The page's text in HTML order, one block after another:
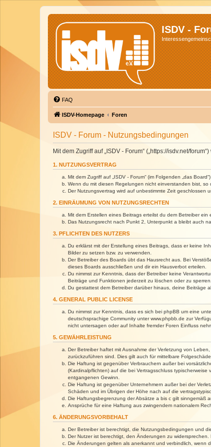
ISDV -
FAQ
ISDV-Homepage Foren
ISDV - Forum - Nutzungsbedingungen
Mit dem Zugriff auf „ISDV - Forum“ („https://isdv.net/
1. NUTZUNGSVERTRAG
Mit dem Zugriff auf „ISDV - Forum“ (im Folgenden „das
Wenn du mit diesen Regelungen nicht einverstanden bist,
Der Nutzungsvertrag wird auf unbestimmte Zeit geschlossen
2. EINRÄUMUNG VON NUTZUNGSRECHTEN
Mit dem Erstellen eines Beitrags erteilst du dem Betreiber
Das Nutzungsrecht nach Punkt 2, Unterpunkt a bleibt auch
3. PFLICHTEN DES NUTZERS
Du erklärst mit der Erstellung eines Beitrags, dass er keine
Bilder zu setzen bzw. zu verwenden.
Der Betreiber des Boards übt das Hausrecht aus. Bei
dieses Boards ausschließen und dir ein Hausverbot erteilen.
Du nimmst zur Kenntnis, dass der Betreiber keine
Beiträge und Funktionen jederzeit zu löschen oder zu sperren.
Du gestattest dem Betreiber darüber hinaus, deine Beiträge
4. GENERAL PUBLIC LICENSE
Du nimmst zur Kenntnis, dass es sich bei phpBB um eine unter
deutschsprachige Community unter www.phpbb.de zur
nicht untersagen oder auf Inhalte fremder Foren Einfluss
5. GEWÄHRLEISTUNG
Der Betreiber haftet mit Ausnahme der Verletzung von
zurückzuführen sind. Dies gilt auch für mittelbare
Die Haftung ist gegenüber Verbrauchern außer bei
(Kardinalpflichten) auf die bei Vertragsschluss
entgangenen Gewinn.
Die Haftung ist gegenüber Unternehmern außer bei der
Schäden und im Übrigen der Höhe nach auf die
Die Haftungsbegrenzung der Absätze a bis c gilt sinngemäß
Ansprüche für eine Haftung aus zwingendem nationalem
6. ÄNDERUNGSVORBEHALT
Der Betreiber ist berechtigt, die Nutzungsbedingungen und
Der Nutzer ist berechtigt, den Änderungen zu
Die Änderungen gelten als anerkannt und verbindlich, wenn